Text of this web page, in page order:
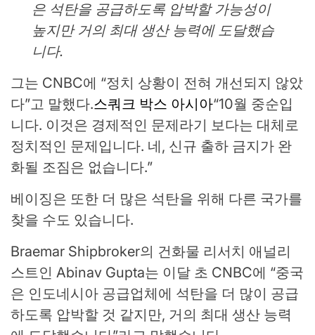
은 석탄을 공급하도록 압박할 가능성이
높지만 거의 최대 생산 능력에 도달했습
니다.
그는 CNBC에 “정치 상황이 전혀 개선되지 않았
다”고 말했다.스쿼크 박스 아시아“10월 중순입
니다. 이것은 경제적인 문제라기 보다는 대체로
정치적인 문제입니다. 네, 신규 출하 금지가 완
화될 조짐은 없습니다.”
베이징은 또한 더 많은 석탄을 위해 다른 국가를
찾을 수도 있습니다.
Braemar Shipbroker의 건화물 리서치 애널리
스트인 Abinav Gupta는 이달 초 CNBC에 “중국
은 인도네시아 공급업체에 석탄을 더 많이 공급
하도록 압박할 것 같지만, 거의 최대 생산 능력